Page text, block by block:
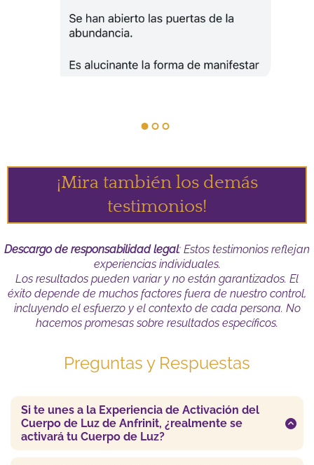
¡Mira también los demás
testimonios!
Descargo de responsabilidad legal: Estos testimonios reflejan
experiencias individuales.
Los resultados pueden variar y no están garantizados. El
éxito depende de muchos factores fuera de nuestro control,
incluyendo el esfuerzo y el contexto de cada persona. No
hacemos promesas sobre resultados específicos.
Preguntas y Respuestas
Si te unes a la Experiencia de Activación del
Cuerpo de Luz de Anfrinit, ¿realmente se
activará tu Cuerpo de Luz?